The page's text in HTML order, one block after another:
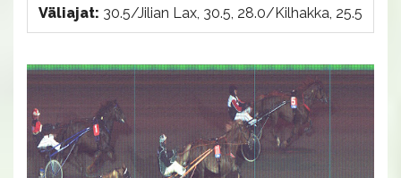
Väliajat: 30.5/Jilian Lax, 30.5, 28.0/Kilhakka, 25.5